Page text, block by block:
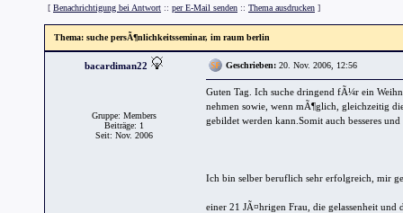
[ Benachrichtigung bei Antwort :: per E-Mail senden :: Thema ausdrucken ]
Thema: suche persÃ¶nlichkeitsseminar, im raum berlin
bacardiman22
Gruppe: Members
Beiträge: 1
Seit: Nov. 2006
Geschrieben: 20. Nov. 2006, 12:56
Guten Tag. Ich suche dringend fÃ¼r ein
nehmen sowie, wenn mÃ¶glich, gleichzeitig
gebildet werden kann.Somit auch besseres
Ich bin selber beruflich sehr erfolgreich, mir
einer 21 JÃ¤hrigen Frau, die gelassenheit